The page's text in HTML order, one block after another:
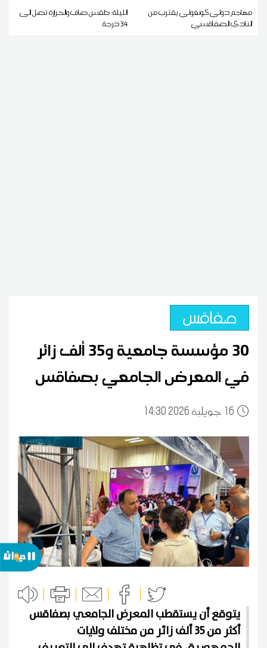
مهاجم دولي كونغولي يقترب من
النادي الصفاقسي
الليلة: طقس صاف والحرارة تصل إلى
34 درجة
صفاقس
30 مؤسسة جامعية و35 ألف زائر
في المعرض الجامعي بصفاقس
16 14:30 2026 جويلية
يتوقع أن يستقطب المعرض الجامعي بصفاقس
أكثر من 35 ألف زائر من مختلف ولايات